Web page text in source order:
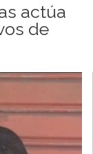
actúa
de